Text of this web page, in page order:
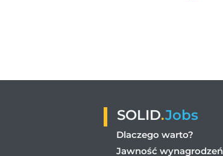
SOLID.Jobs
Dlaczego warto?
Jawność wynagrodzeń